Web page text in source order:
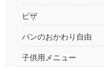
ピザ
パンのおかわり自由
子供用メニュー